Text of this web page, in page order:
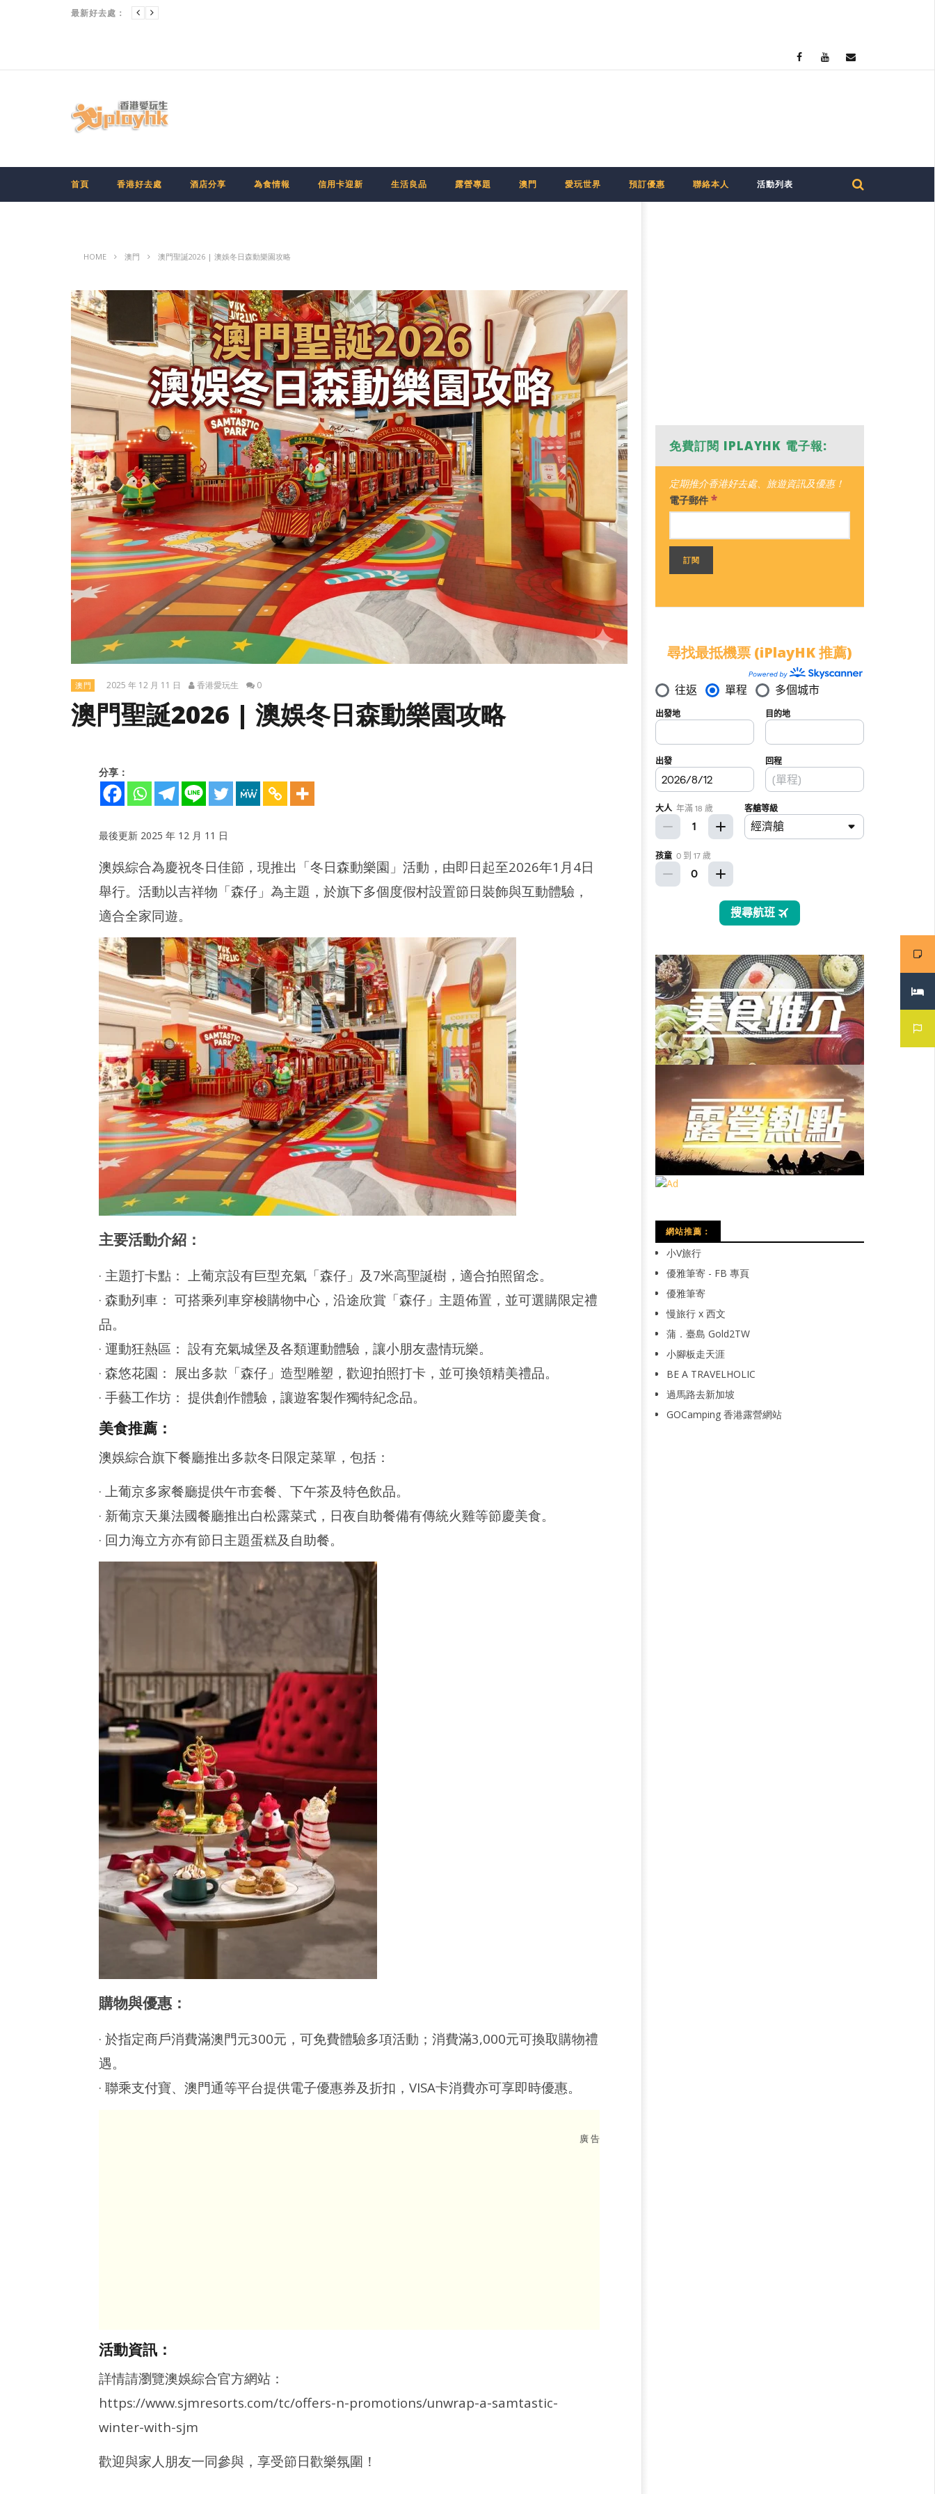
最新好去處：
首頁 香港好去處 酒店分享 為食情報 信用卡迎新 生活良品 露營專題 澳門 愛玩世界 預訂優惠 聯絡本人 活動列表
HOME 澳門 澳門聖誕2026 | 澳娛冬日森動樂園攻略
澳門 2025 年 12 月 11 日 香港愛玩生 0
澳門聖誕2026 | 澳娛冬日森動樂園攻略
NOW VIEWING
澳門聖誕2026 | 澳娛冬日森動樂園攻略
2025
年
月
11
日
香
港
愛
生
澳門船票｜價錢比較、買一送一優惠、時
12
月
11
日
香
港
愛
玩
生
[澳門-氹仔] 大潭山滑草場 - 大人細路都玩
12
月
11
日
香
愛
玩
生
分享：
最後更新 2025 年 12 月 11 日
澳娛綜合為慶祝冬日佳節，現推出「冬日森動樂園」活動，由即日起至2026年1月4日
舉行。活動以吉祥物「森仔」為主題，於旗下多個度假村設置節日裝飾與互動體驗，
適合全家同遊。
主要活動介紹：
· 主題打卡點： 上葡京設有巨型充氣「森仔」及7米高聖誕樹，適合拍照留念。
· 森動列車： 可搭乘列車穿梭購物中心，沿途欣賞「森仔」主題佈置，並可選購限定禮
品。
· 運動狂熱區： 設有充氣城堡及各類運動體驗，讓小朋友盡情玩樂。
· 森悠花園： 展出多款「森仔」造型雕塑，歡迎拍照打卡，並可換領精美禮品。
· 手藝工作坊： 提供創作體驗，讓遊客製作獨特紀念品。
美食推薦：
澳娛綜合旗下餐廳推出多款冬日限定菜單，包括：
· 上葡京多家餐廳提供午市套餐、下午茶及特色飲品。
· 新葡京天巢法國餐廳推出白松露菜式，日夜自助餐備有傳統火雞等節慶美食。
· 回力海立方亦有節日主題蛋糕及自助餐。
購物與優惠：
· 於指定商戶消費滿澳門元300元，可免費體驗多項活動；消費滿3,000元可換取購物禮
遇。
· 聯乘支付寶、澳門通等平台提供電子優惠券及折扣，VISA卡消費亦可享即時優惠。
廣 告
活動資訊：
詳情請瀏覽澳娛綜合官方網站：
https://www.sjmresorts.com/tc/offers-n-promotions/unwrap-a-samtastic-
winter-with-sjm
歡迎與家人朋友一同參與，享受節日歡樂氛圍！
免費訂閱 IPLAYHK 電子報:
定期推介香港好去處、旅遊資訊及優惠！
電子郵件 *
尋找最抵機票 (iPlayHK 推薦)
網站推薦：
小V旅行
優雅筆寄 - FB 專頁
優雅筆寄
慢旅行 x 西文
蒲．臺島 Gold2TW
小腳板走天涯
BE A TRAVELHOLIC
過馬路去新加坡
GOCamping 香港露營網站